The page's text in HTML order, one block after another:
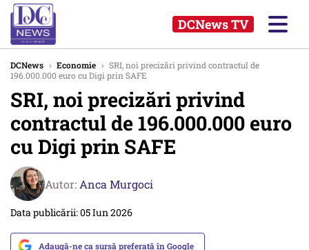
DCNews TV
DCNews › Economie › SRI, noi precizări privind contractul de
196.000.000 euro cu Digi prin SAFE
SRI, noi precizări privind
contractul de 196.000.000 euro
cu Digi prin SAFE
Autor: Anca Murgoci
Data publicării: 05 Iun 2026
Adaugă-ne ca sursă preferată în Google